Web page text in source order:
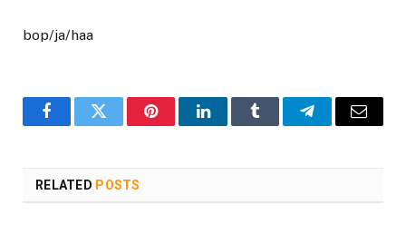
bop/ja/haa
FacebookTwitter PinterestLinkedInTumblr TelegramEmail
RELATED POSTS